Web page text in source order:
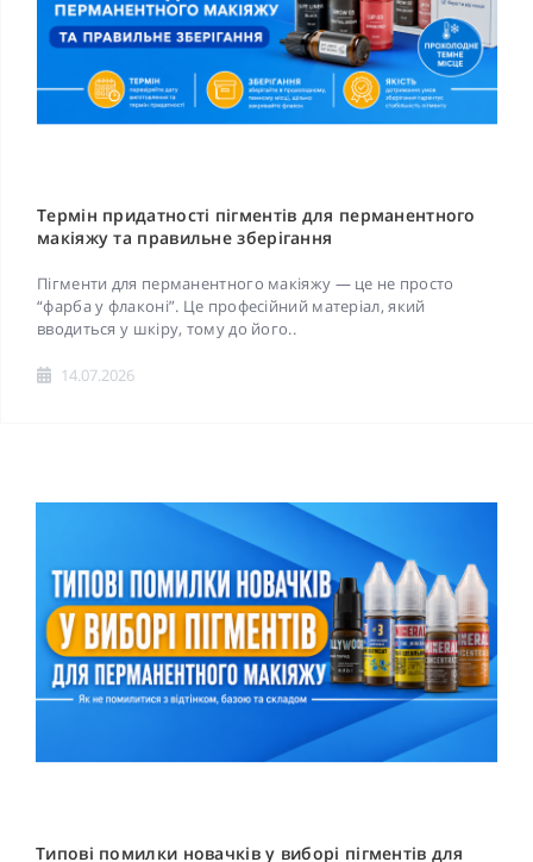
Термін придатності пігментів для перманентного
макіяжу та правильне зберігання
Пігменти для перманентного макіяжу — це не просто
“фарба у флаконі”. Це професійний матеріал, який
вводиться у шкіру, тому до його..
14.07.2026
Типові помилки новачків у виборі пігментів для